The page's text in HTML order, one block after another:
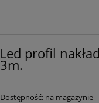
Led profil
3m.
Dostępność: na magazynie